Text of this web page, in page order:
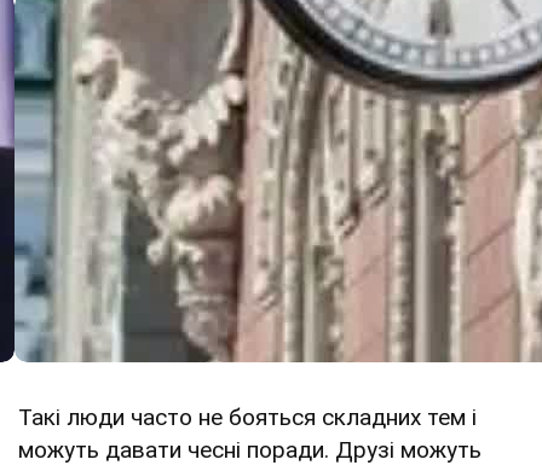
Такі люди часто не бояться складних тем і
можуть давати чесні поради. Друзі можуть